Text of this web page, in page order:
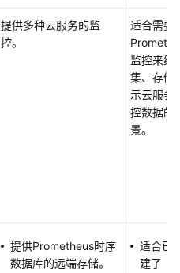
提供多种云服务的监
控。
适合需要
监控来统
集、存储
示云服务
控数据的
景。
提供Prometheus时序
数据库的远端存储。
适合已
建了